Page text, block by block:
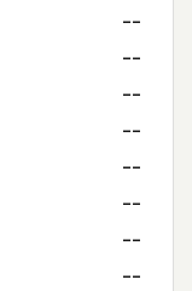
--
--
--
--
--
--
--
--